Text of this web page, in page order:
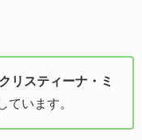
クリスティーナ・ミ
ています。